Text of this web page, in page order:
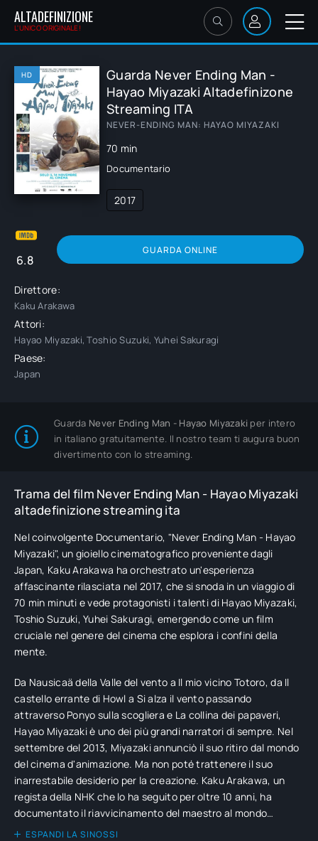
ALTADEFINIZIONE
L'UNICO ORIGINALE!
HD
Guarda Never Ending Man -
Hayao Miyazaki Altadefinizone
Streaming ITA
NEVER-ENDING MAN: HAYAO MIYAZAKI
70 min
Documentario
2017
6.8
GUARDA ONLINE
Direttore:
Kaku Arakawa
Attori:
Hayao Miyazaki, Toshio Suzuki, Yuhei Sakuragi
Paese:
Japan
Guarda Never Ending Man - Hayao Miyazaki per intero
in italiano gratuitamente. Il nostro team ti augura buon
divertimento con lo streaming.
Trama del film Never Ending Man - Hayao Miyazaki
altadefinizione streaming ita
Nel coinvolgente Documentario, "Never Ending Man - Hayao
Miyazaki", un gioiello cinematografico proveniente dagli
Japan, Kaku Arakawa ha orchestrato un'esperienza
affascinante rilasciata nel 2017, che si snoda in un viaggio di
70 min minuti e vede protagonisti i talenti di Hayao Miyazaki,
Toshio Suzuki, Yuhei Sakuragi, emergendo come un film
cruciale nel genere del cinema che esplora i confini della
mente.
Da Nausicaä della Valle del vento a Il mio vicino Totoro, da Il
castello errante di Howl a Si alza il vento passando
attraverso Ponyo sulla scogliera e La collina dei papaveri,
Hayao Miyazaki è uno dei più grandi narratori di sempre. Nel
settembre del 2013, Miyazaki annunciò il suo ritiro dal mondo
del cinema d'animazione. Ma non poté trattenere il suo
inarrestabile desiderio per la creazione. Kaku Arakawa, un
regista della NHK che lo ha seguito per oltre 10 anni, ha
documentato il riavvicinamento del maestro al mondo
dell'animazione, stavolta col supporto di giovani animatori di
ESPANDI LA SINOSSI